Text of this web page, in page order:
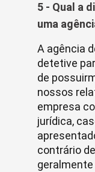
5 - Qual a
uma
A agência
detetive
de
nossos
empresa
jurídica,
contrário